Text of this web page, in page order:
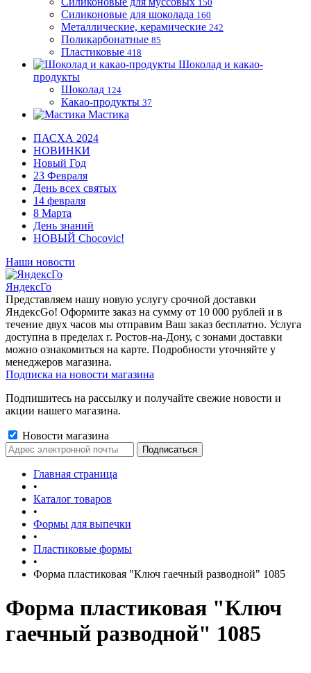
150
Силиконовые для шоколада 160
Металлические, керамические 242
Поликарбонатные 85
Пластиковые 418
Шоколад и какао-
продукты
Шоколад 124
Какао-продукты 37
Мастика
ПАСХА 2024
НОВИНКИ
Новый Год
23 Февраля
День всех святых
14 февраля
8 Марта
День знаний
НОВЫЙ Chocovic!
Наши новости
ЯндексГо
Представляем нашу новую услугу срочной доставки
ЯндексGo! Оформите заказ на сумму от 10 000 рублей и в
течение двух часов мы отправим Ваш заказ бесплатно. Услуга
доступна в пределах г. Ростов-на-Дону, с зонами доставки
можно ознакомиться на карте. Подробности уточняйте у
менеджеров магазина.
Подписка на новости магазина
Подпишитесь на рассылку и получайте свежие новости и
акции нашего магазина.
Новости магазина
Главная страница
•
Каталог товаров
•
Формы для выпечки
•
Пластиковые формы
•
Форма пластиковая "Ключ гаечный разводной" 1085
Форма пластиковая "Ключ
гаечный разводной" 1085